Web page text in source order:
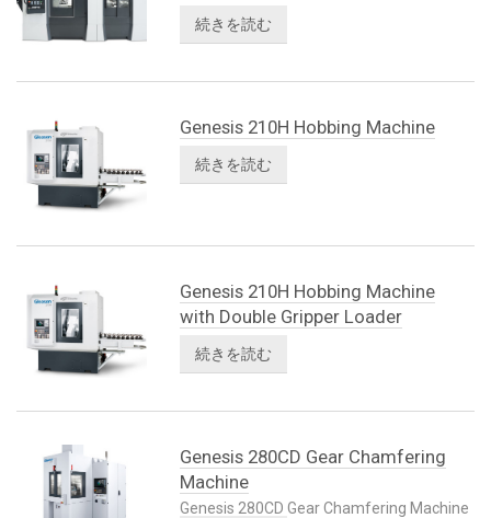
続きを読む
Genesis 210H Hobbing Machine
続きを読む
Genesis 210H Hobbing Machine
with Double Gripper Loader
続きを読む
Genesis 280CD Gear Chamfering
Machine
Genesis 280CD Gear Chamfering Machine